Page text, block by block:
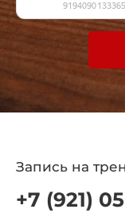
Запись на
+7 (921)